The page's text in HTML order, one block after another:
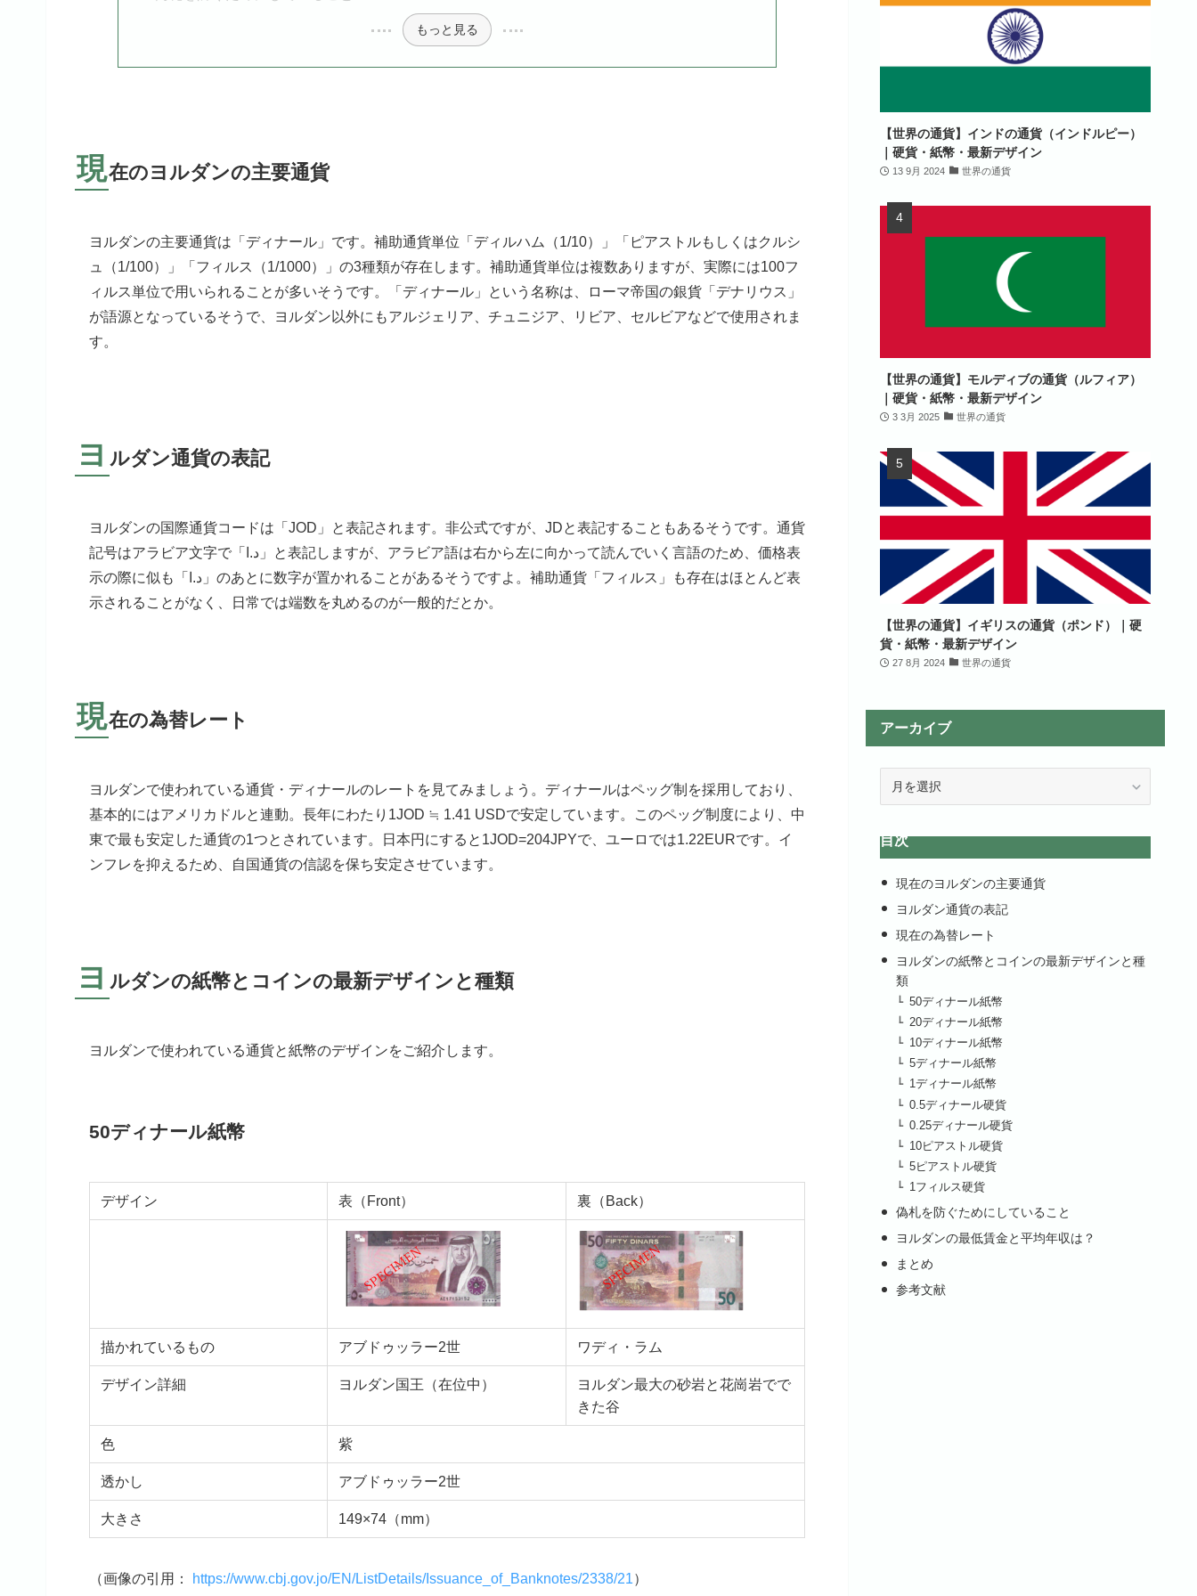
もっと見る
現在のヨルダンの主要通貨
ヨルダンの主要通貨は「ディナール」です。補助通貨単位「ディルハム（1/10）」「ピアストルもしくはクルシ
ュ（1/100）」「フィルス（1/1000）」の3種類が存在します。補助通貨単位は複数ありますが、実際には100フ
ィルス単位で用いられることが多いそうです。「ディナール」という名称は、ローマ帝国の銀貨「デナリウス」
が語源となっているそうで、ヨルダン以外にもアルジェリア、チュニジア、リビア、セルビアなどで使用されま
す。
ヨ ルダン通貨の表記
ヨルダンの国際通貨コードは「JOD」と表記されます。非公式ですが、JDと表記することもあるそうです。通貨
記号はアラビア文字で「د.ا」と表記しますが、アラビア語は右から左に向かって読んでいく言語のため、価格表
示の際に似も「د.ا」のあとに数字が置かれることがあるそうですよ。補助通貨「フィルス」も存在はほとんど表
示されることがなく、日常では端数を丸めるのが一般的だとか。
現在の為替レート
ヨルダンで使われている通貨・ディナールのレートを見てみましょう。ディナールはペッグ制を採用しており、
基本的にはアメリカドルと連動。長年にわたり1JOD ≒ 1.41 USDで安定しています。このペッグ制度により、中
東で最も安定した通貨の1つとされています。日本円にすると1JOD=204JPYで、ユーロでは1.22EURです。イ
ンフレを抑えるため、自国通貨の信認を保ち安定させています。
ヨ ルダンの紙幣とコインの最新デザインと種類
ヨルダンで使われている通貨と紙幣のデザインをご紹介します。
50ディナール紙幣
デザイン 表（Front） 裏（Back）
描かれているもの アブドゥッラー2世 ワディ・ラム
デザイン詳細 ヨルダン国王（在位中）
ヨルダン最大の砂岩と花崗岩でで
きた谷
色 紫
透かし アブドゥッラー2世
大きさ 149×74（mm）
（画像の引用： https://www.cbj.gov.jo/EN/ListDetails/Issuance_of_Banknotes/2338/21）
【世界の通貨】インドの通貨（インドルピー）
｜硬貨・紙幣・最新デザイン
13 9月 2024 世界の通貨
【世界の通貨】モルディブの通貨（ルフィア）
｜硬貨・紙幣・最新デザイン
3 3月 2025 世界の通貨
【世界の通貨】イギリスの通貨（ポンド）｜硬
貨・紙幣・最新デザイン
27 8月 2024 世界の通貨
アーカイブ
イ
目次
現在のヨルダンの主要通貨
ヨルダン通貨の表記
現在の為替レート
ヨルダンの紙幣とコインの最新デザインと種
類
50ディナール紙幣
20ディナール紙幣
10ディナール紙幣
5ディナール紙幣
1ディナール紙幣
0.5ディナール硬貨
0.25ディナール硬貨
10ピアストル硬貨
5ピアストル硬貨
1フィルス硬貨
偽札を防ぐためにしていること
ヨルダンの最低賃金と平均年収は？
まとめ
参考文献